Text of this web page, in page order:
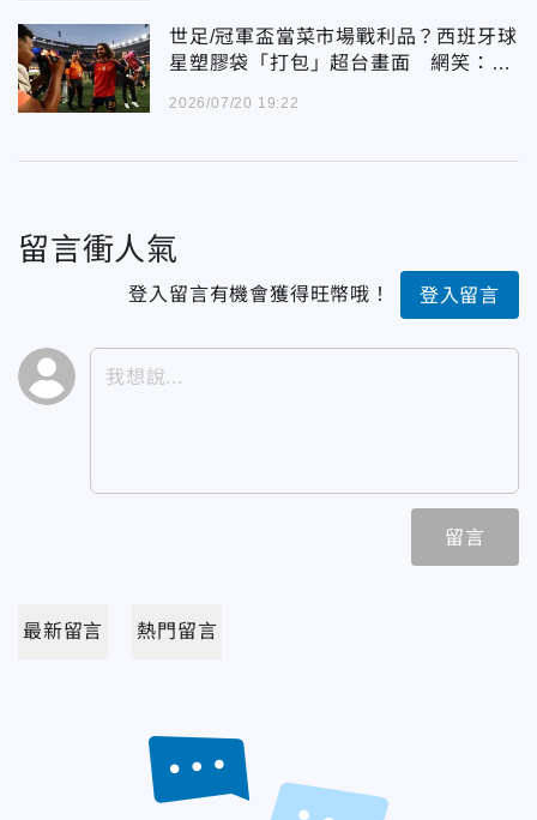
世足/冠軍盃當菜市場戰利品？西班牙球
星塑膠袋「打包」超台畫面 網笑：包
2026/07/20 19:22
留言衝人氣
登入留言有機會獲得旺幣哦！ 登入留言
留言
最新留言 熱門留言